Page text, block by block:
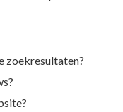
zoekresultaten?